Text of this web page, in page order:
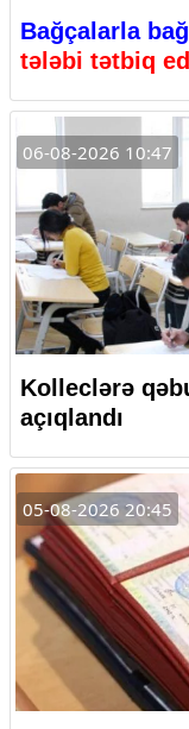
Bağçalarla
tələbi tətbiq
06-08-2026 10:47
Kolleclərə
açıqlandı
05-08-2026 20:45